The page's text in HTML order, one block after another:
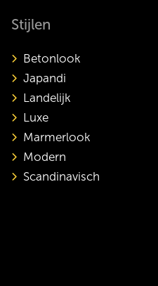
Stijlen
Betonlook
Japandi
Landelijk
Luxe
Marmerlook
Modern
Scandinavisch